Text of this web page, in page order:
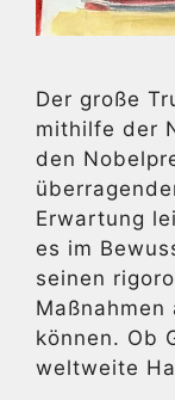
Der große
mithilfe der
den
Erwartung
es im
seinen
können. Ob
weltweite